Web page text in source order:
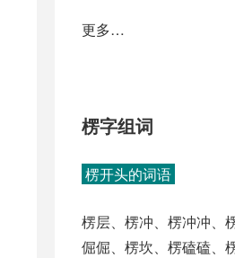
更多…
楞字组词
楞开头的词语
楞层、楞冲、楞冲冲、
倔倔、楞坎、楞磕磕、